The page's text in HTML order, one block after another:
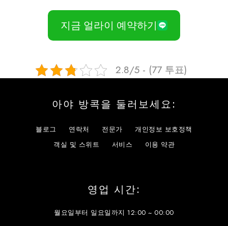
지금 얼라이 예약하기
2.8/5 - (77 투표)
아야 방콕을 둘러보세요:
블로그 연락처 전문가
개인정보 보호정책
객실 및 스위트
서비스 이용 약관
영업 시간:
월요일부터 일요일까지 12:00 ~ 00:00